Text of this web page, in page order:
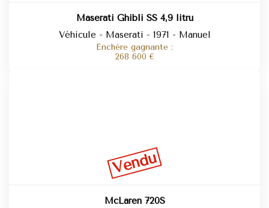
Maserati Ghibli SS 4,9 litru
Véhicule - Maserati - 1971 - Manuel
Enchère gagnante :
268 600 €
Vendu
McLaren 720S